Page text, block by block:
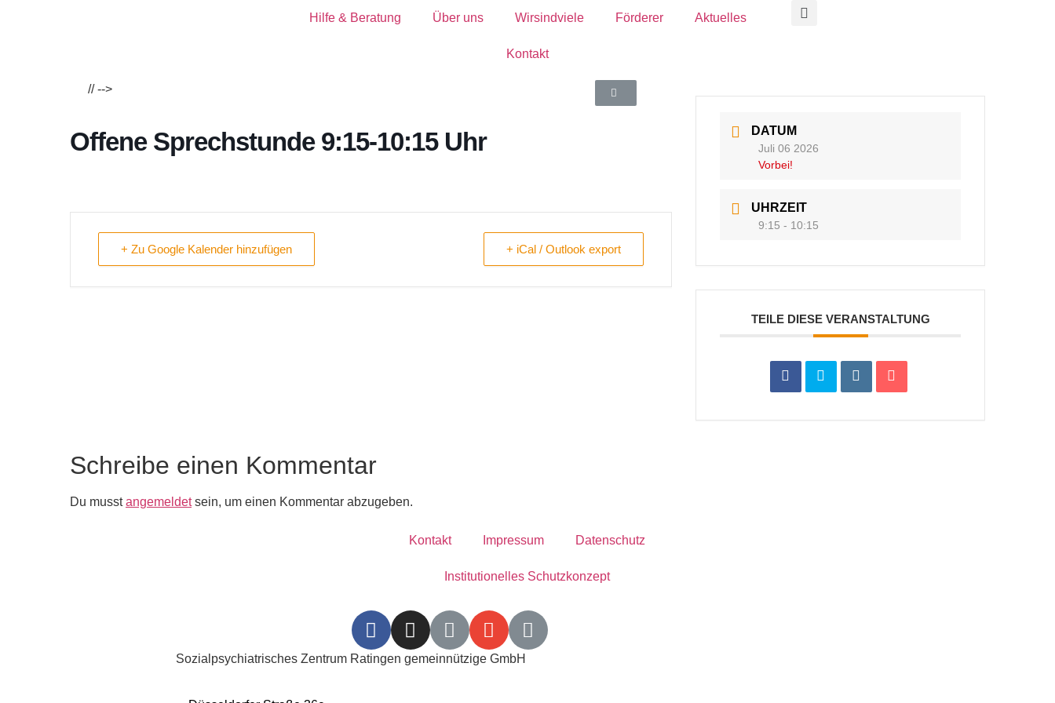
Hilfe & Beratung Über uns Wirsindviele Förderer Aktuelles
Kontakt
//-->
Offene Sprechstunde 9:15-10:15 Uhr
+ Zu Google Kalender hinzufügen + iCal / Outlook export
DATUM
Juli 06 2026
Vorbei!
UHRZEIT
9:15 - 10:15
TEILE DIESE VERANSTALTUNG
Schreibe einen Kommentar
Du musstangemeldetsein, um einen Kommentar abzugeben.
Kontakt Impressum Datenschutz
Institutionelles Schutzkonzept​
Sozialpsychiatrisches Zentrum Ratingen gemeinnützige GmbH